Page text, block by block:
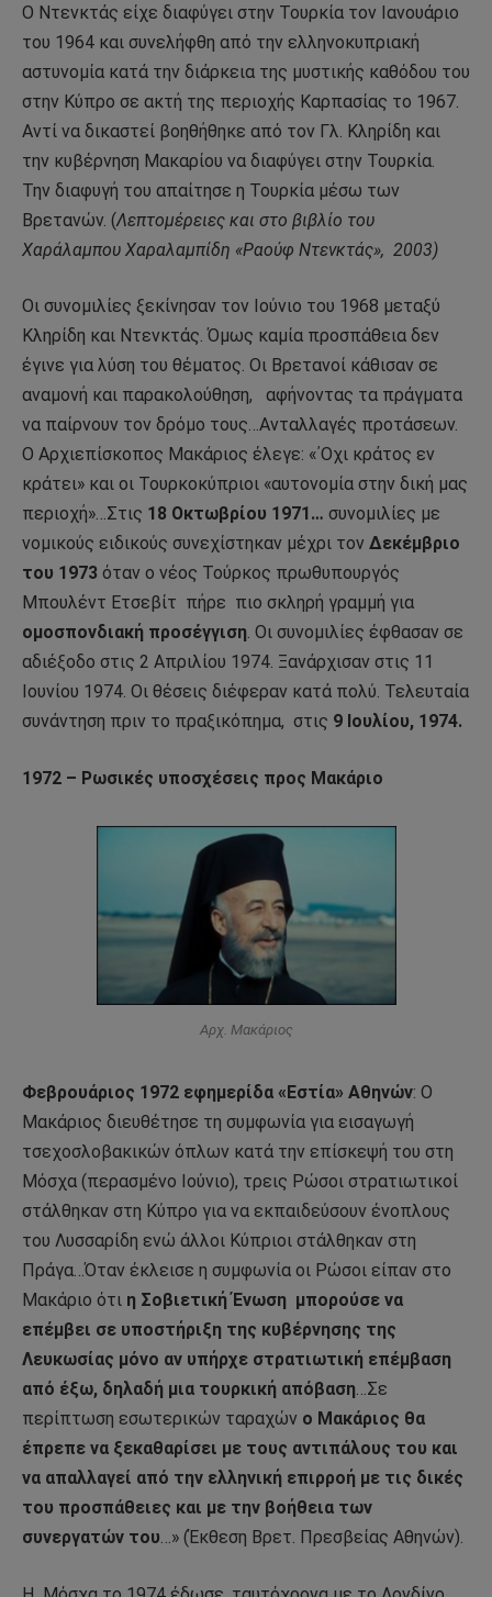
Ο Ντενκτάς είχε διαφύγει στην Τουρκία τον Ιανουάριο
του 1964 και συνελήφθη από την ελληνοκυπριακή
αστυνομία κατά την διάρκεια της μυστικής καθόδου του
στην Κύπρο σε ακτή της περιοχής Καρπασίας το 1967.
Αντί να δικαστεί βοηθήθηκε από τον Γλ. Κληρίδη και
την κυβέρνηση Μακαρίου να διαφύγει στην Τουρκία.
Την διαφυγή του απαίτησε η Τουρκία μέσω των
Βρετανών. (Λεπτομέρειες και στο βιβλίο του
Χαράλαμπου Χαραλαμπίδη «Ραούφ Ντενκτάς», 2003)
Οι συνομιλίες ξεκίνησαν τον Ιούνιο του 1968 μεταξύ
Κληρίδη και Ντενκτάς. Όμως καμία προσπάθεια δεν
έγινε για λύση του θέματος. Οι Βρετανοί κάθισαν σε
αναμονή και παρακολούθηση,
αφήνοντας τα πράγματα
να παίρνουν τον δρόμο τους…Ανταλλαγές προτάσεων.
Ο Αρχιεπίσκοπος Μακάριος έλεγε: «΄Οχι κράτος εν
κράτει» και οι Τουρκοκύπριοι «αυτονομία στην δική μας
περιοχή»…Στις 18 Οκτωβρίου 1971… συνομιλίες με
νομικούς ειδικούς συνεχίστηκαν μέχρι τον Δεκέμβριο
του 1973 όταν ο νέος Τούρκος πρωθυπουργός
Μπουλέντ Ετσεβίτ πήρε πιο σκληρή γραμμή για
ομοσπονδιακή προσέγγιση. Οι συνομιλίες έφθασαν σε
αδιέξοδο στις 2 Απριλίου 1974. Ξανάρχισαν στις 11
Ιουνίου 1974. Οι θέσεις διέφεραν κατά πολύ. Τελευταία
συνάντηση πριν το πραξικόπημα, στις 9 Ιουλίου, 1974.
1972 – Ρωσικές υποσχέσεις προς Μακάριο
Αρχ. Μακάριος
Φεβρουάριος 1972 εφημερίδα «Εστία» Αθηνών: Ο
Μακάριος διευθέτησε τη συμφωνία για εισαγωγή
τσεχοσλοβακικών όπλων κατά την επίσκεψή του στη
Μόσχα (περασμένο Ιούνιο), τρεις Ρώσοι στρατιωτικοί
στάλθηκαν στη Κύπρο για να εκπαιδεύσουν ένοπλους
του Λυσσαρίδη ενώ άλλοι Κύπριοι στάλθηκαν στη
Πράγα…Όταν έκλεισε η συμφωνία οι Ρώσοι είπαν στο
Μακάριο ότι η Σοβιετική Ένωση μπορούσε να
επέμβει σε υποστήριξη της κυβέρνησης της
Λευκωσίας μόνο αν υπήρχε στρατιωτική επέμβαση
από έξω, δηλαδή μια τουρκική απόβαση…Σε
περίπτωση εσωτερικών ταραχών ο Μακάριος θα
έπρεπε να ξεκαθαρίσει με τους αντιπάλους του και
να απαλλαγεί από την ελληνική επιρροή με τις δικές
του προσπάθειες και με την βοήθεια των
συνεργατών του…» (Έκθεση Βρετ. Πρεσβείας Αθηνών).